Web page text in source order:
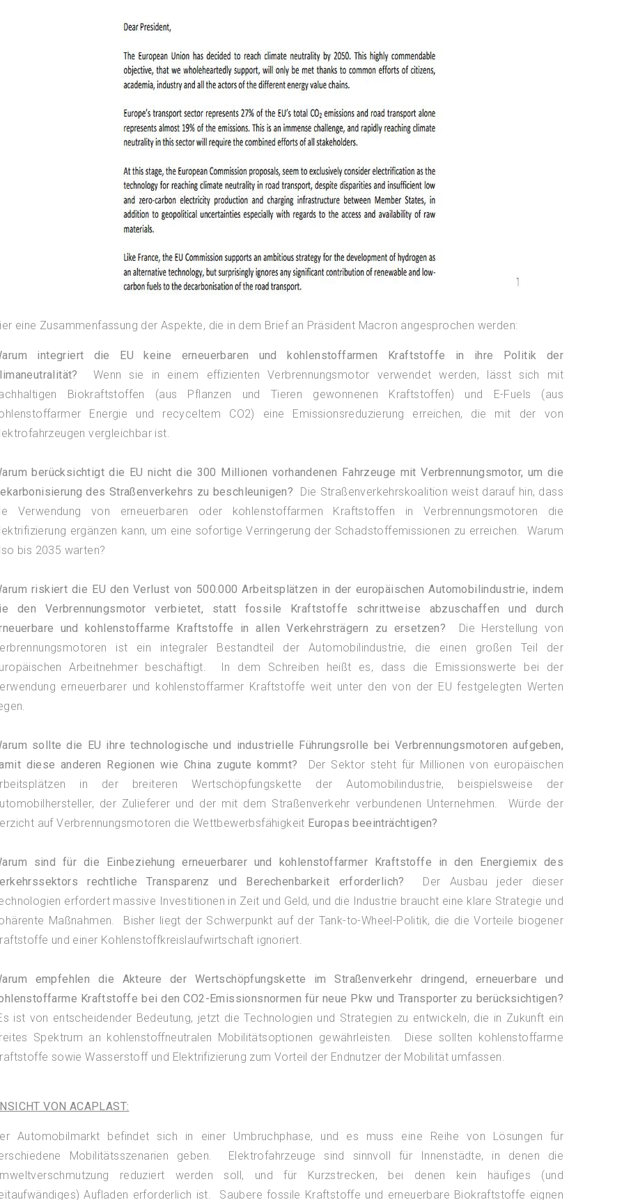
eine Zusammenfassung der Aspekte, die in dem Brief an Präsident Macron angesprochen werden:
integriert die EU keine erneuerbaren und kohlenstoffarmen Kraftstoffe in ihre Politik der
Wenn sie in einem effizienten Verbrennungsmotor verwendet werden, lässt sich mit
Biokraftstoffen (aus Pflanzen und Tieren gewonnenen Kraftstoffen) und E-Fuels (aus
Energie und recyceltem CO2) eine Emissionsreduzierung erreichen, die mit der von
vergleichbar ist.
berücksichtigt die EU nicht die 300 Millionen vorhandenen Fahrzeuge mit Verbrennungsmotor, um die
des Straßenverkehrs zu beschleunigen? Die Straßenverkehrskoalition weist darauf hin, dass
Verwendung von erneuerbaren oder kohlenstoffarmen Kraftstoffen in Verbrennungsmotoren die
ergänzen kann, um eine sofortige Verringerung der Schadstoffemissionen zu erreichen. Warum
bis 2035 warten?
riskiert die EU den Verlust von 500.000 Arbeitsplätzen in der europäischen Automobilindustrie, indem
den Verbrennungsmotor verbietet, statt fossile Kraftstoffe schrittweise abzuschaffen und durch
und kohlenstoffarme Kraftstoffe in allen Verkehrsträgern zu ersetzen? Die Herstellung von
ist ein integraler Bestandteil der Automobilindustrie, die einen großen Teil der
Arbeitnehmer beschäftigt. In dem Schreiben heißt es, dass die Emissionswerte bei der
erneuerbarer und kohlenstoffarmer Kraftstoffe weit unter den von der EU festgelegten Werten
sollte die EU ihre technologische und industrielle Führungsrolle bei Verbrennungsmotoren aufgeben,
diese anderen Regionen wie China zugute kommt?
Der Sektor steht für Millionen von europäischen
in der breiteren Wertschöpfungskette der Automobilindustrie, beispielsweise der
der Zulieferer und der mit dem Straßenverkehr verbundenen Unternehmen. Würde der
auf Verbrennungsmotoren die Wettbewerbsfähigkeit Europas beeinträchtigen?
sind für die Einbeziehung erneuerbarer und kohlenstoffarmer Kraftstoffe in den Energiemix des
rechtliche Transparenz und Berechenbarkeit erforderlich?
Der Ausbau jeder dieser
erfordert massive Investitionen in Zeit und Geld, und die Industrie braucht eine klare Strategie und
Maßnahmen. Bisher liegt der Schwerpunkt auf der Tank-to-Wheel-Politik, die die Vorteile biogener
und einer Kohlenstoffkreislaufwirtschaft ignoriert.
empfehlen die Akteure der Wertschöpfungskette im Straßenverkehr dringend, erneuerbare und
Kraftstoffe bei den CO2-Emissionsnormen für neue Pkw und Transporter zu berücksichtigen?
ist von entscheidender Bedeutung, jetzt die Technologien und Strategien zu entwickeln, die in Zukunft ein
Spektrum an kohlenstoffneutralen Mobilitätsoptionen gewährleisten. Diese sollten kohlenstoffarme
sowie Wasserstoff und Elektrifizierung zum Vorteil der Endnutzer der Mobilität umfassen.
VON ACAPLAST:
Automobilmarkt befindet sich in einer Umbruchphase, und es muss eine Reihe von Lösungen für
Mobilitätsszenarien geben. Elektrofahrzeuge sind sinnvoll für Innenstädte, in denen die
reduziert werden soll, und für Kurzstrecken, bei denen kein häufiges (und
Aufladen erforderlich ist. Saubere fossile Kraftstoffe und erneuerbare Biokraftstoffe eignen